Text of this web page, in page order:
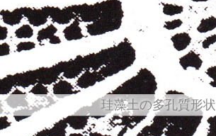
珪藻土の多孔質形状